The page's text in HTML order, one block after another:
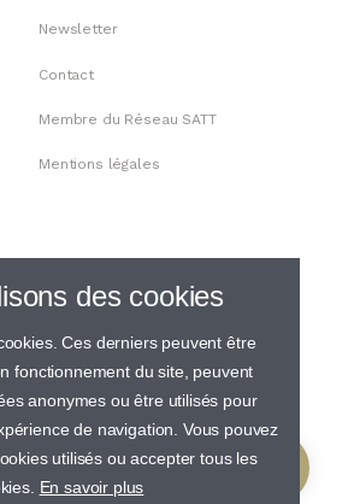
Newsletter
Contact
Membre du Réseau SATT
Mentions légales
des cookies
Ces derniers peuvent être
fonctionnement du site, peuvent
anonymes ou être utilisés pour
de navigation. Vous pouvez
utilisés ou accepter tous les
En savoir plus